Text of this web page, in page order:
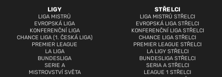
LIGY
LIGA MISTRŮ
EVROPSKÁ LIGA
KONFERENČNÍ LIGA
CHANCE LIGA (1. ČESKÁ LIGA)
PREMIER LEAGUE
LA LIGA
BUNDESLIGA
SERIE A
MISTROVSTVÍ SVĚTA
STŘELCI
LIGA MISTRŮ STŘELCI
EVROPSKÁ LIGA STŘELCI
KONFERENČNÍ LIGA STŘELCI
CHANCE LIGA STŘELCI
PREMIER LEAGUE STŘELCI
LA LIGY STŘELCI
BUNDESLIGA STŘELCI
SERIA A STŘELCI
LEAGUE 1 STŘELCI